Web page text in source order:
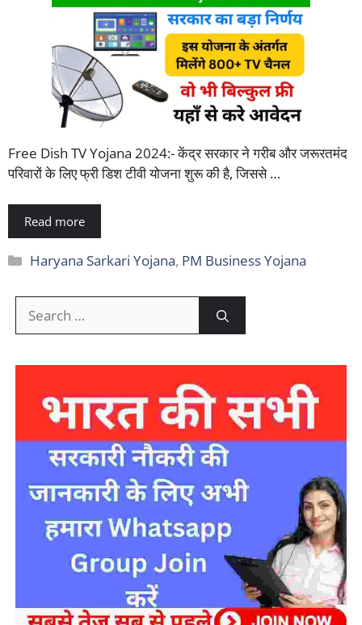
Free Dish TV Yojana 2024:- केंद्र सरकार ने गरीब और जरूरतमंद
परिवारों के लिए फ्री डिश टीवी योजना शुरू की है, जिससे …
Read more
Categories
Haryana Sarkari Yojana, PM Business Yojana
for: